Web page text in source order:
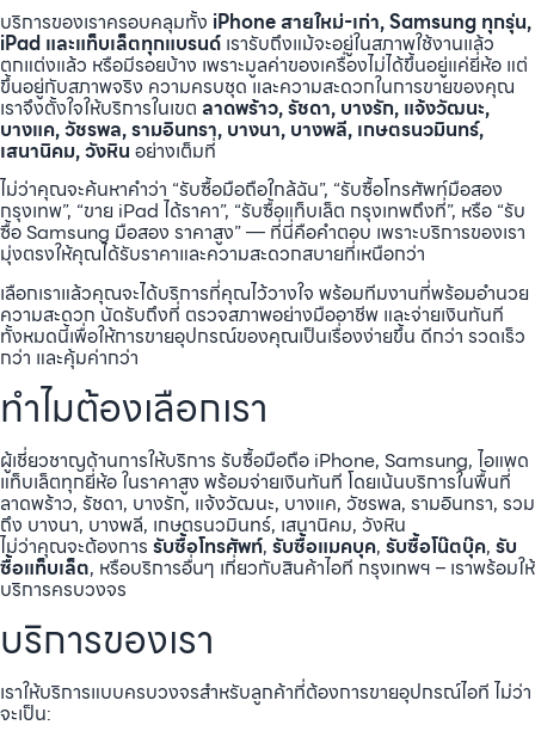
บริการของเราครอบคลุมทั้ง iPhone สายใหม่-เก่า, Samsung ทุกรุ่น,
iPad และแท็บเล็ตทุกแบรนด์ เรารับถึงแม้จะอยู่ในสภาพใช้งานแล้ว
ตกแต่งแล้ว หรือมีรอยบ้าง เพราะมูลค่าของเครื่องไม่ได้ขึ้นอยู่แค่ยี่ห้อ แต่
ขึ้นอยู่กับสภาพจริง ความครบชุด และความสะดวกในการขายของคุณ
เราจึงตั้งใจให้บริการในเขต ลาดพร้าว, รัชดา, บางรัก, แจ้งวัฒนะ,
บางแค, วัชรพล, รามอินทรา, บางนา, บางพลี, เกษตรนวมินทร์,
เสนานิคม, วังหิน อย่างเต็มที่
ไม่ว่าคุณจะค้นหาคำว่า “รับซื้อมือถือใกล้ฉัน”, “รับซื้อโทรศัพท์มือสอง
กรุงเทพ”, “ขาย iPad ได้ราคา”, “รับซื้อแท็บเล็ต กรุงเทพถึงที่”, หรือ “รับ
ซื้อ Samsung มือสอง ราคาสูง” — ที่นี่คือคำตอบ เพราะบริการของเรา
มุ่งตรงให้คุณได้รับราคาและความสะดวกสบายที่เหนือกว่า
เลือกเราแล้วคุณจะได้บริการที่คุณไว้วางใจ พร้อมทีมงานที่พร้อมอำนวย
ความสะดวก นัดรับถึงที่ ตรวจสภาพอย่างมืออาชีพ และจ่ายเงินทันที
ทั้งหมดนี้เพื่อให้การขายอุปกรณ์ของคุณเป็นเรื่องง่ายขึ้น ดีกว่า รวดเร็ว
กว่า และคุ้มค่ากว่า
ทำไมต้องเลือกเรา
ผู้เชี่ยวชาญด้านการให้บริการ รับซื้อมือถือ iPhone, Samsung, ไอแพด
แท็บเล็ตทุกยี่ห้อ ในราคาสูง พร้อมจ่ายเงินทันที โดยเน้นบริการในพื้นที่
ลาดพร้าว, รัชดา, บางรัก, แจ้งวัฒนะ, บางแค, วัชรพล, รามอินทรา, รวม
ถึง บางนา, บางพลี, เกษตรนวมินทร์, เสนานิคม, วังหิน
ไม่ว่าคุณจะต้องการ รับซื้อโทรศัพท์, รับซื้อแมคบุค, รับซื้อโน๊ตบุ๊ค, รับ
ซื้อแท็บเล็ต, หรือบริการอื่นๆ เกี่ยวกับสินค้าไอที กรุงเทพฯ – เราพร้อมให้
บริการครบวงจร
บริการของเรา
เราให้บริการแบบครบวงจรสำหรับลูกค้าที่ต้องการขายอุปกรณ์ไอที ไม่ว่า
จะเป็น: